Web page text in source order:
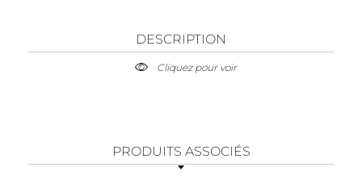
DESCRIPTION
Cliquez pour voir
PRODUITS ASSOCIÉS